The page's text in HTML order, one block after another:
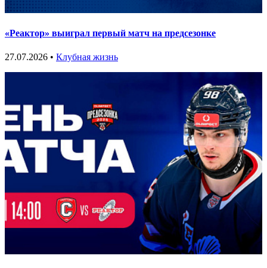
«Реактор» выиграл первый матч на предсезонке
27.07.2026 • Клубная жизнь